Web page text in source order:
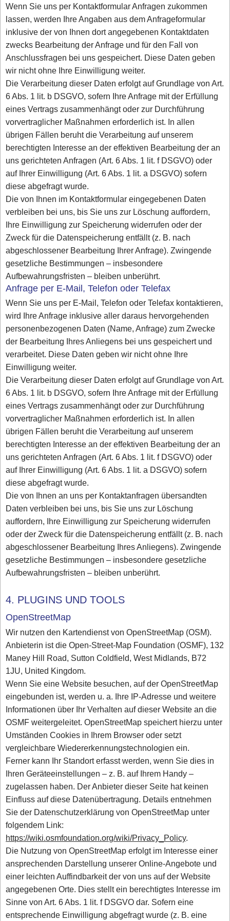
Wenn Sie uns per Kontaktformular Anfragen zukommen
lassen, werden Ihre Angaben aus dem Anfrageformular
inklusive der von Ihnen dort angegebenen Kontaktdaten
zwecks Bearbeitung der Anfrage und für den Fall von
Anschlussfragen bei uns gespeichert. Diese Daten geben
wir nicht ohne Ihre Einwilligung weiter.
Die Verarbeitung dieser Daten erfolgt auf Grundlage von Art.
6 Abs. 1 lit. b DSGVO, sofern Ihre Anfrage mit der Erfüllung
eines Vertrags zusammenhängt oder zur Durchführung
vorvertraglicher Maßnahmen erforderlich ist. In allen
übrigen Fällen beruht die Verarbeitung auf unserem
berechtigten Interesse an der effektiven Bearbeitung der an
uns gerichteten Anfragen (Art. 6 Abs. 1 lit. f DSGVO) oder
auf Ihrer Einwilligung (Art. 6 Abs. 1 lit. a DSGVO) sofern
diese abgefragt wurde.
Die von Ihnen im Kontaktformular eingegebenen Daten
verbleiben bei uns, bis Sie uns zur Löschung auffordern,
Ihre Einwilligung zur Speicherung widerrufen oder der
Zweck für die Datenspeicherung entfällt (z. B. nach
abgeschlossener Bearbeitung Ihrer Anfrage). Zwingende
gesetzliche Bestimmungen – insbesondere
Aufbewahrungsfristen – bleiben unberührt.
Anfrage per E-Mail, Telefon oder Telefax
Wenn Sie uns per E-Mail, Telefon oder Telefax kontaktieren,
wird Ihre Anfrage inklusive aller daraus hervorgehenden
personenbezogenen Daten (Name, Anfrage) zum Zwecke
der Bearbeitung Ihres Anliegens bei uns gespeichert und
verarbeitet. Diese Daten geben wir nicht ohne Ihre
Einwilligung weiter.
Die Verarbeitung dieser Daten erfolgt auf Grundlage von Art.
6 Abs. 1 lit. b DSGVO, sofern Ihre Anfrage mit der Erfüllung
eines Vertrags zusammenhängt oder zur Durchführung
vorvertraglicher Maßnahmen erforderlich ist. In allen
übrigen Fällen beruht die Verarbeitung auf unserem
berechtigten Interesse an der effektiven Bearbeitung der an
uns gerichteten Anfragen (Art. 6 Abs. 1 lit. f DSGVO) oder
auf Ihrer Einwilligung (Art. 6 Abs. 1 lit. a DSGVO) sofern
diese abgefragt wurde.
Die von Ihnen an uns per Kontaktanfragen übersandten
Daten verbleiben bei uns, bis Sie uns zur Löschung
auffordern, Ihre Einwilligung zur Speicherung widerrufen
oder der Zweck für die Datenspeicherung entfällt (z. B. nach
abgeschlossener Bearbeitung Ihres Anliegens). Zwingende
gesetzliche Bestimmungen – insbesondere gesetzliche
Aufbewahrungsfristen – bleiben unberührt.
4. PLUGINS UND TOOLS
OpenStreetMap
Wir nutzen den Kartendienst von OpenStreetMap (OSM).
Anbieterin ist die Open-Street-Map Foundation (OSMF), 132
Maney Hill Road, Sutton Coldfield, West Midlands, B72
1JU, United Kingdom.
Wenn Sie eine Website besuchen, auf der OpenStreetMap
eingebunden ist, werden u. a. Ihre IP-Adresse und weitere
Informationen über Ihr Verhalten auf dieser Website an die
OSMF weitergeleitet. OpenStreetMap speichert hierzu unter
Umständen Cookies in Ihrem Browser oder setzt
vergleichbare Wiedererkennungstechnologien ein.
Ferner kann Ihr Standort erfasst werden, wenn Sie dies in
Ihren Geräteeinstellungen – z. B. auf Ihrem Handy –
zugelassen haben. Der Anbieter dieser Seite hat keinen
Einfluss auf diese Datenübertragung. Details entnehmen
Sie der Datenschutzerklärung von OpenStreetMap unter
folgendem Link:
https://wiki.osmfoundation.org/wiki/Privacy_Policy.
Die Nutzung von OpenStreetMap erfolgt im Interesse einer
ansprechenden Darstellung unserer Online-Angebote und
einer leichten Auffindbarkeit der von uns auf der Website
angegebenen Orte. Dies stellt ein berechtigtes Interesse im
Sinne von Art. 6 Abs. 1 lit. f DSGVO dar. Sofern eine
entsprechende Einwilligung abgefragt wurde (z. B. eine